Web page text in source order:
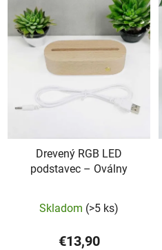
Drevený RGB LED
podstavec – Oválny
Skladom (>5 ks)
€13,90